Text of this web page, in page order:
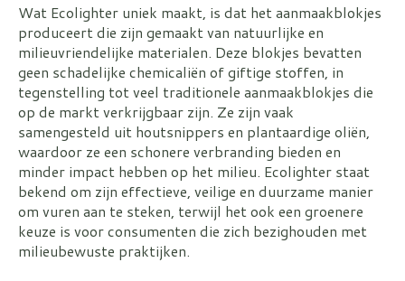
Wat Ecolighter uniek maakt, is dat het aanmaakblokjes
produceert die zijn gemaakt van natuurlijke en
milieuvriendelijke materialen. Deze blokjes bevatten
geen schadelijke chemicaliën of giftige stoffen, in
tegenstelling tot veel traditionele aanmaakblokjes die
op de markt verkrijgbaar zijn. Ze zijn vaak
samengesteld uit houtsnippers en plantaardige oliën,
waardoor ze een schonere verbranding bieden en
minder impact hebben op het milieu. Ecolighter staat
bekend om zijn effectieve, veilige en duurzame manier
om vuren aan te steken, terwijl het ook een groenere
keuze is voor consumenten die zich bezighouden met
milieubewuste praktijken.